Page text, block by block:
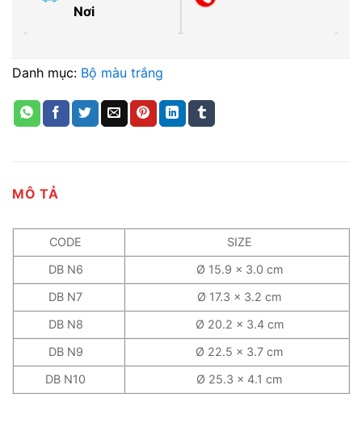
Nơi
Danh mục: Bộ màu trắng
MÔ TẢ
CODE
SIZE
DB N6
Ø 15.9 x 3.0 cm
DB N7
Ø 17.3 x 3.2 cm
DB N8
Ø 20.2 x 3.4 cm
DB N9
Ø 22.5 x 3.7 cm
DB N10
Ø 25.3 x 4.1 cm